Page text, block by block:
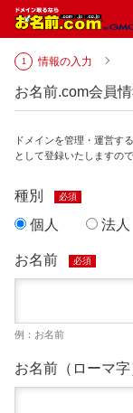
情報の入力
お名前.com会員
ドメインを管理・運営す
として登録いたしますの
種別 必須
個人 法人
お名前 必須
例：お名前
お名前（ローマ字